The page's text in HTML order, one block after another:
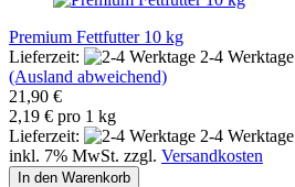
Premium Fettfutter 10 kg
Lieferzeit:
2-4 Werktage
(Ausland abweichend)
21,90 €
2,19 € pro 1 kg
Lieferzeit:
2-4 Werktage
inkl. 7% MwSt. zzgl. Versandkosten
In den Warenkorb